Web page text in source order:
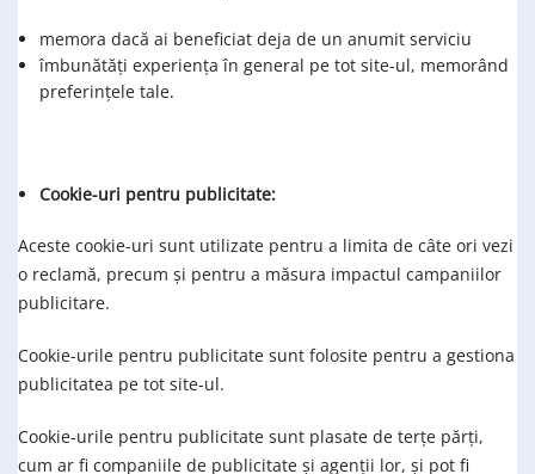
memora dacă ai beneficiat deja de un anumit serviciu
îmbunătăţi experienţa în general pe tot site-ul, memorând
preferinţele tale.
Cookie-uri pentru publicitate:
Aceste cookie-uri sunt utilizate pentru a limita de câte ori vezi
o reclamă, precum şi pentru a măsura impactul campaniilor
publicitare.
Cookie-urile pentru publicitate sunt folosite pentru a gestiona
publicitatea pe tot site-ul.
Cookie-urile pentru publicitate sunt plasate de terţe părţi,
cum ar fi companiile de publicitate şi agenţii lor, şi pot fi